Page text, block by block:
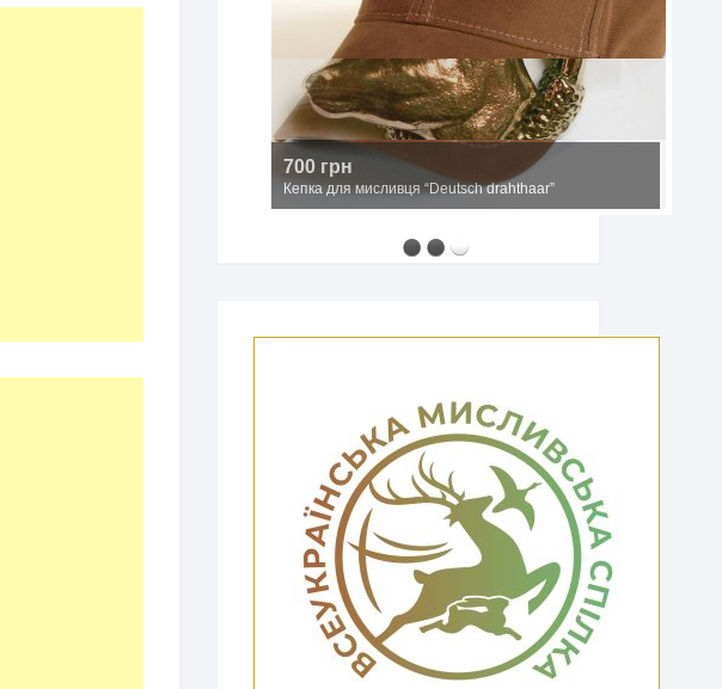
700 грн
Кепка для мисливця “Deutsch drahthaar”